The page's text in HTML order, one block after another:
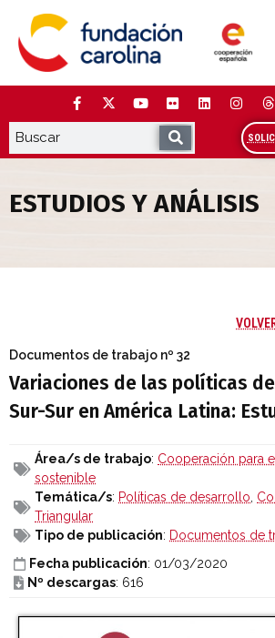
contenido
ESTUDIOS Y ANÁLISIS
Documentos de trabajo nº 32
Variaciones de las políticas
Sur-Sur en América Latina:
Área/s de trabajo: Cooperación para
sostenible
Temática/s: Políticas de desarrollo,
Triangular
Tipo de publicación: Documentos de
Fecha publicación: 01/03/2020
Nº descargas: 616